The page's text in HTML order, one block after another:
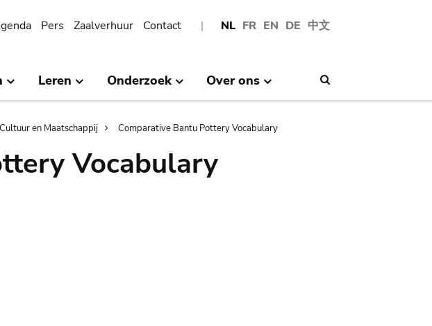
NL FR EN DE 中文
Pers Zaalverhuur Contact
Leren Onderzoek Over ons
Cultuur en Maatschappij Comparative Bantu Pottery Vocabulary
Vocabulary